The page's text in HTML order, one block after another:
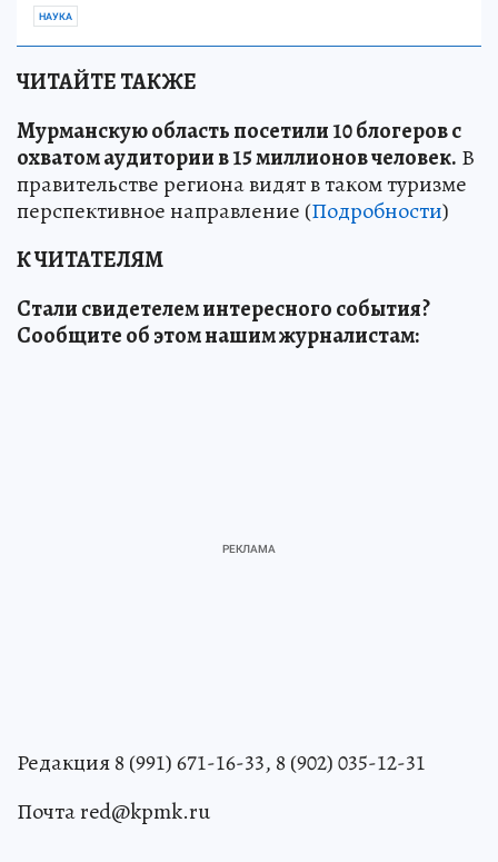
НАУКА
ЧИТАЙТЕ ТАКЖЕ
Мурманскую область посетили 10 блогеров с
охватом аудитории в 15 миллионов человек. В
правительстве региона видят в таком туризме
перспективное направление (Подробности)
К ЧИТАТЕЛЯМ
Стали свидетелем интересного события?
Сообщите об этом нашим журналистам:
Редакция 8 (991) 671-16-33, 8 (902) 035-12-31
Почта red@kpmk.ru